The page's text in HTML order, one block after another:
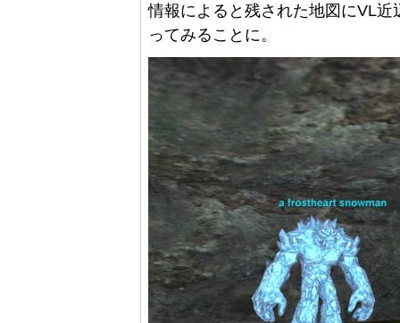
情報によると残された地図にVL
ってみることに。